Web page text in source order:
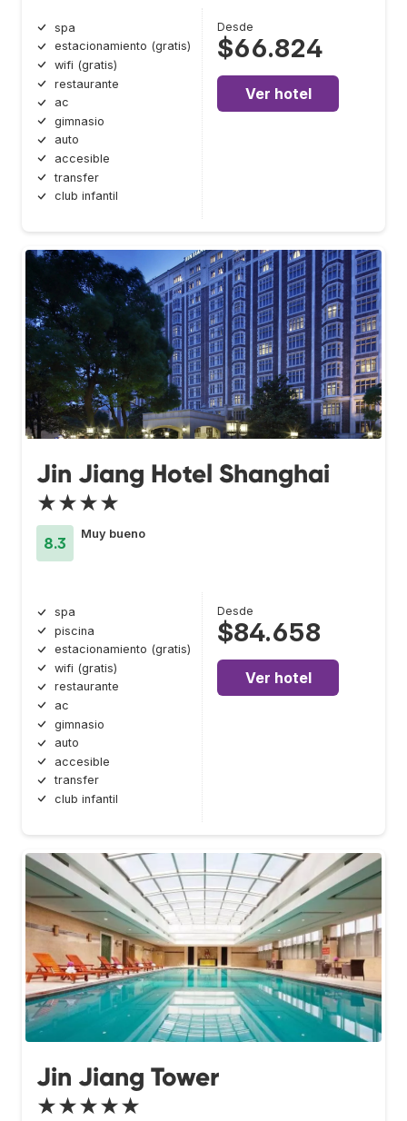
spa
estacionamiento (gratis)
wifi (gratis)
restaurante
ac
gimnasio
auto
accesible
transfer
club infantil
Desde
$66.824
Ver hotel
Jin Jiang Hotel Shanghai
★★★★
8.3
Muy bueno
spa
piscina
estacionamiento (gratis)
wifi (gratis)
restaurante
ac
gimnasio
auto
accesible
transfer
club infantil
Desde
$84.658
Ver hotel
Jin Jiang Tower
★★★★★